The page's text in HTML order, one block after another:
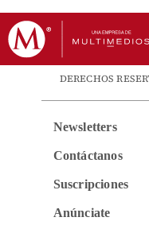
DERECHOS
Newsletters
Contáctanos
Suscripciones
Anúnciate